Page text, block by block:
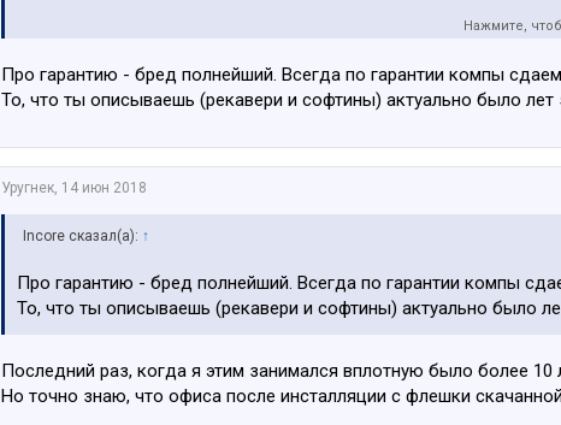
Тут ктото на форуме T430 или Т330 покупал вроде, может они
Нажмите,
Про гарантию - бред полнейший. Всегда по гарантии компы
То, что ты описываешь (рекавери и софтины) актуально было лет
Уругнек, 14 июн 2018
Incore сказал(а): ↑
Про гарантию - бред полнейший. Всегда по гарантии компы
То, что ты описываешь (рекавери и софтины) актуально было
Последний раз, когда я этим занимался вплотную было более
Но точно знаю, что офиса после инсталляции с флешки